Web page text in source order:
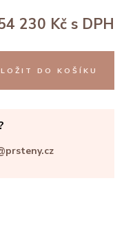
230 Kč s DPH
DO KOŠÍKU